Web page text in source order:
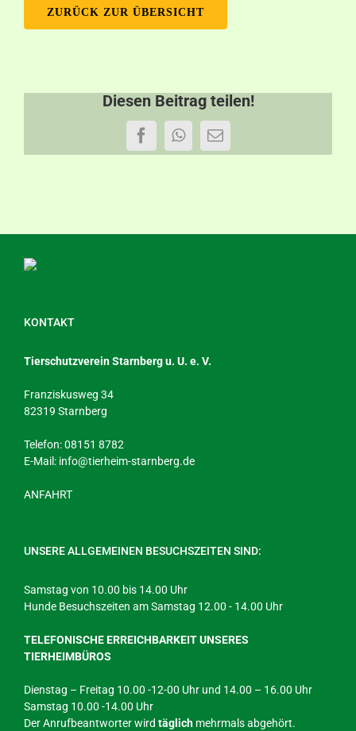
ZURÜCK ZUR ÜBERSICHT
Diesen Beitrag teilen!
FacebookWhatsApp
E-
Mail
KONTAKT
Tierschutzverein Starnberg u. U. e. V.
Franziskusweg 34
82319 Starnberg
Telefon: 08151 8782
E-Mail: info@tierheim-starnberg.de
ANFAHRT
UNSERE ALLGEMEINEN BESUCHSZEITEN SIND:
Samstag von 10.00 bis 14.00 Uhr
Hunde Besuchszeiten am Samstag 12.00 - 14.00 Uhr
TELEFONISCHE ERREICHBARKEIT UNSERES
TIERHEIMBÜROS
Dienstag – Freitag 10.00 -12-00 Uhr und 14.00 – 16.00 Uhr
Samstag 10.00 -14.00 Uhr
Der Anrufbeantworter wird täglich mehrmals abgehört.